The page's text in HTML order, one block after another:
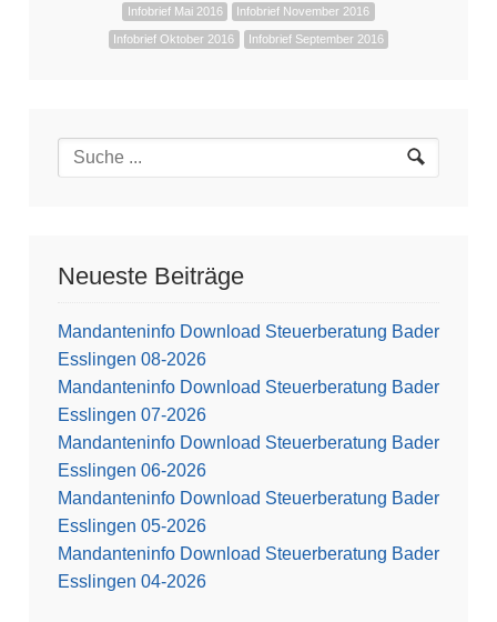
Infobrief Mai 2016 Infobrief November 2016
Infobrief Oktober 2016 Infobrief September 2016
Neueste Beiträge
Mandanteninfo Download Steuerberatung Bader
Esslingen 08-2026
Mandanteninfo Download Steuerberatung Bader
Esslingen 07-2026
Mandanteninfo Download Steuerberatung Bader
Esslingen 06-2026
Mandanteninfo Download Steuerberatung Bader
Esslingen 05-2026
Mandanteninfo Download Steuerberatung Bader
Esslingen 04-2026